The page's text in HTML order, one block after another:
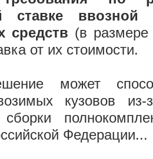
ставке
средств (в размере
от их стоимости.
может
кузовов
Федерации...